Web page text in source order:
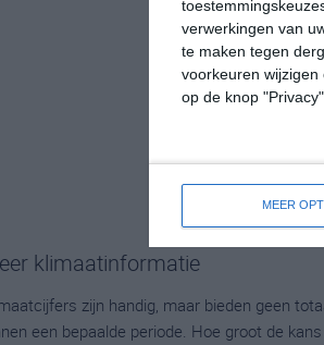
verwerkingen van
te maken tegen
voorkeuren
op de knop
MEER
klimaatinformatie
zijn handig, maar bieden geen
een bepaalde periode. Hoe groot de